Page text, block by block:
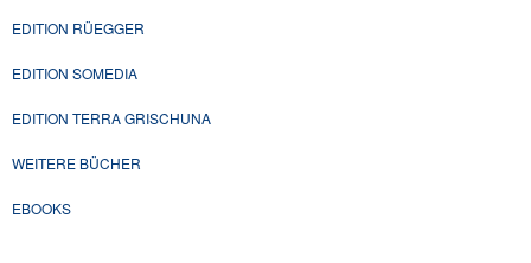
EDITION RÜEGGER
EDITION SOMEDIA
EDITION TERRA GRISCHUNA
WEITERE BÜCHER
EBOOKS